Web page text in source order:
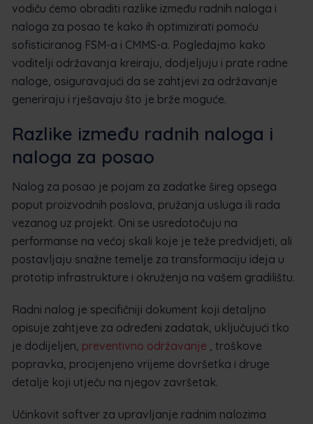
vodiču ćemo obraditi razlike između radnih naloga i
naloga za posao te kako ih optimizirati pomoću
sofisticiranog FSM-a i CMMS-a. Pogledajmo kako
voditelji održavanja kreiraju, dodjeljuju i prate radne
naloge, osiguravajući da se zahtjevi za održavanje
generiraju i rješavaju što je brže moguće.
Razlike između radnih naloga i
naloga za posao
Nalog za posao je pojam za zadatke šireg opsega
poput proizvodnih poslova, pružanja usluga ili rada
vezanog uz projekt. Oni se usredotočuju na
performanse na većoj skali koje je teže predvidjeti, ali
postavljaju snažne temelje za transformaciju ideja u
prototip infrastrukture i okruženja na vašem gradilištu.
Radni nalog je specifičniji dokument koji detaljno
opisuje zahtjeve za određeni zadatak, uključujući tko
je dodijeljen, preventivno održavanje , troškove
popravka, procijenjeno vrijeme dovršetka i druge
detalje koji utječu na njegov završetak.
Učinkovit softver za upravljanje radnim nalozima